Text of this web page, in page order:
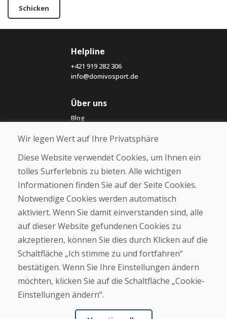
Schicken
Helpline
+421 919 282 306
info@domivosport.de
Über uns
Blog
Geschäft
Kaufen
E-Shop
Impressum
Geschäftsbedingungen
Zahlung
Beschwerde
Rückgabe und Umtausch von Waren
Cookies
Wir legen Wert auf Ihre Privatsphäre
Diese Website verwendet Cookies, um Ihnen ein
tolles Surferlebnis zu bieten. Alle wichtigen
Informationen finden Sie auf der Seite Cookies.
Notwendige Cookies werden automatisch
aktiviert. Wenn Sie damit einverstanden sind, alle
auf dieser Website gefundenen Cookies zu
akzeptieren, können Sie dies durch Klicken auf die
Schaltfläche „Ich stimme zu und fortfahren“
bestätigen. Wenn Sie Ihre Einstellungen ändern
möchten, klicken Sie auf die Schaltfläche „Cookie-
Einstellungen ändern“.